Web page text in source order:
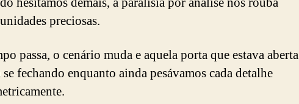
preciosas.
passa, o cenário muda e aquela porta que estava aberta
se fechando enquanto ainda pesávamos cada detalhe